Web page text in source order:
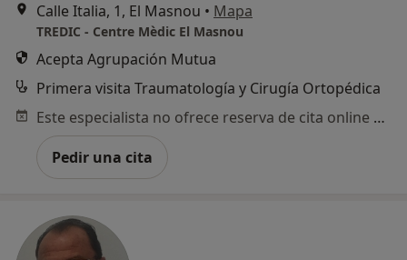
Calle Italia, 1, El Masnou • Mapa
TREDIC - Centre Mèdic El Masnou
Acepta Agrupación Mutua
Primera visita Traumatología y Cirugía Ortopédica
Este especialista no ofrece reserva de cita online en esta dirección.
Pedir una cita